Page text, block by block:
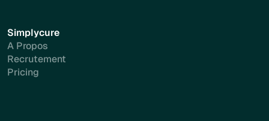
Simplycure
A Propos
Recrutement
Pricing